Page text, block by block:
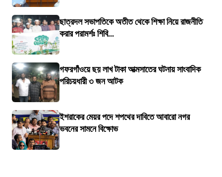
ছাত্রদল সভাপতিকে অতীত থেকে শিক্ষা নিয়ে রাজনীতি
করার পরামর্শঃ শিবি...
গফরগাঁওয়ে ছয় লাখ টাকা আত্মসাতের ঘটনায় সাংবাদিক
পরিচয়ধারী ৩ জন আটক
ইশরাকের মেয়র পদে শপথের দাবিতে আবারো নগর
ভবনের সামনে বিক্ষোভ